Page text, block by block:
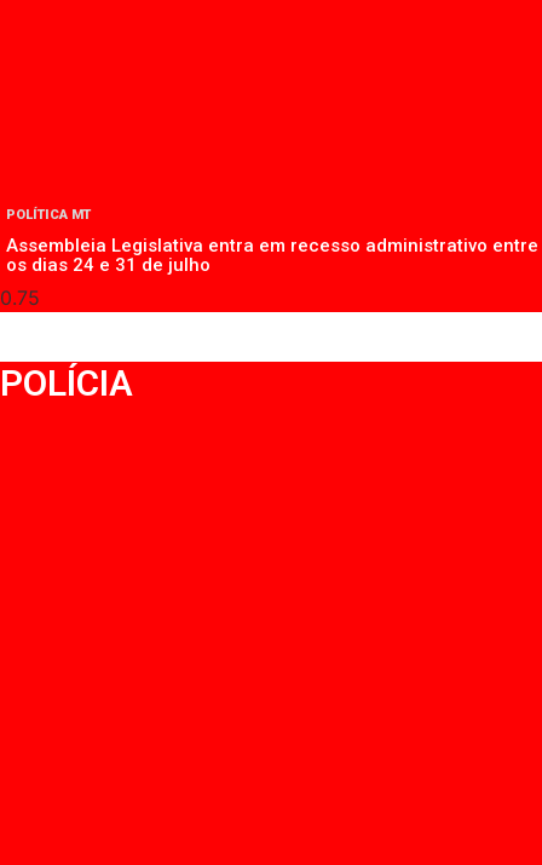
POLÍTICA MT
Assembleia Legislativa entra em recesso administrativo entre
os dias 24 e 31 de julho
POLÍCIA